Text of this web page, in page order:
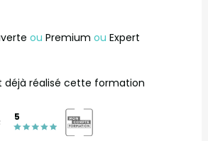
ou Premiumou Expert
déjà réalisé cette formation
5